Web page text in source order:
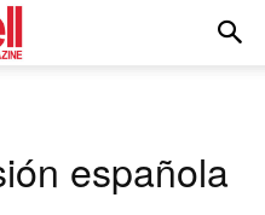
española